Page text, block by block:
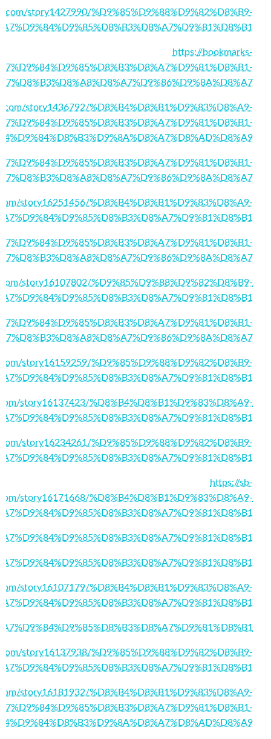
story1427990/%D9%85%D9%88%D9%82%D8%B9-
https://bookmarks-
story1436792/%D8%B4%D8%B1%D9%83%D8%A9-
story16251456/%D8%B4%D8%B1%D9%83%D8%A9-
story16107802/%D9%85%D9%88%D9%82%D8%B9-
story16159259/%D9%85%D9%88%D9%82%D8%B9-
story16137423/%D8%B4%D8%B1%D9%83%D8%A9-
story16234261/%D9%85%D9%88%D9%82%D8%B9-
https://sb-
story16171668/%D8%B4%D8%B1%D9%83%D8%A9-
story16107179/%D8%B4%D8%B1%D9%83%D8%A9-
story16137938/%D9%85%D9%88%D9%82%D8%B9-
story16181932/%D8%B4%D8%B1%D9%83%D8%A9-